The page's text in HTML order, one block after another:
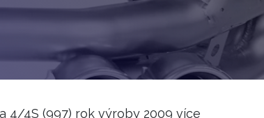
4/4S (997) rok výroby 2009 více